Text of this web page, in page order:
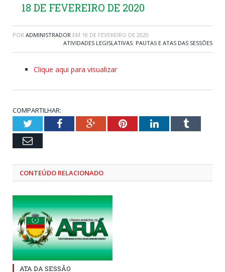
18 DE FEVEREIRO DE 2020
POR ADMINISTRADOR EM 18 DE FEVEREIRO DE 2020
ATIVIDADES LEGISLATIVAS, PAUTAS E ATAS DAS SESSÕES
Clique aqui para visualizar
COMPARTILHAR:
TwitterFacebookGoogle+PinterestLinkedInTumblr
Email
CONTEÚDO RELACIONADO
ATA DA SESSÃO